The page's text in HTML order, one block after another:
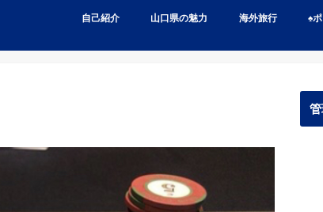
自己紹介 山口県の魅力 海外旅行 ♠️
管